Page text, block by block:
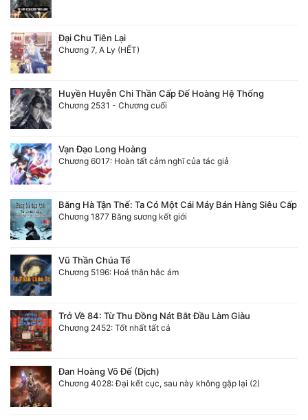
Đại Chu Tiên Lại
Chương 7, A Ly (HẾT)
Huyền Huyễn Chi Thần Cấp Đế Hoàng Hệ Thống
Chương 2531 - Chương cuối
Vạn Đạo Long Hoàng
Chương 6017: Hoàn tất cảm nghĩ của tác giả
Băng Hà Tận Thế: Ta Có Một Cái Máy Bán Hàng Siêu Cấp
Chương 1877 Băng sương kết giới
Vũ Thần Chúa Tể
Chương 5196: Hoá thân hắc ám
Trở Về 84: Từ Thu Đồng Nát Bắt Đầu Làm Giàu
Chương 2452: Tốt nhất tất cả
Đan Hoàng Võ Đế (Dịch)
Chương 4028: Đại kết cục, sau này không gặp lại (2)